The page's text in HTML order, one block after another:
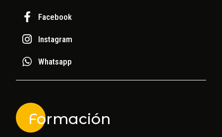
Facebook
Instagram
Whatsapp
Formación